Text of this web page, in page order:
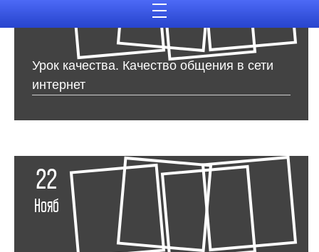
Урок качества. Качество общения в сети
интернет
22
Нояб